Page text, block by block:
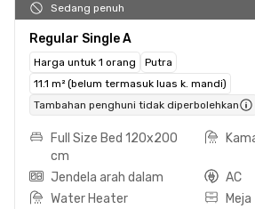
Sedang penuh
Regular Single A
Harga untuk 1 orang
Putra
11.1 m² (belum termasuk luas k. mandi)
Tambahan penghuni tidak diperbolehkan
Full Size Bed 120x200
cm
Jendela arah dalam
AC
Water Heater
Meja